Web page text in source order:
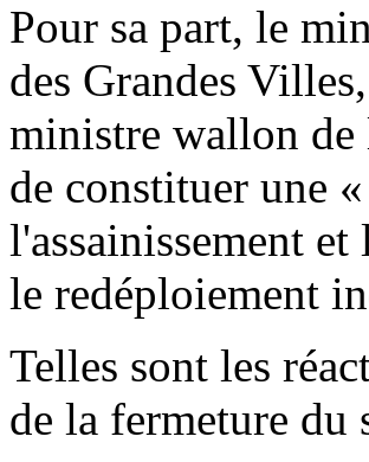
Pour sa part, le
des Grandes
ministre wallon de
de constituer une
l'assainissement
le redéploiement
Telles sont les
de la fermeture du